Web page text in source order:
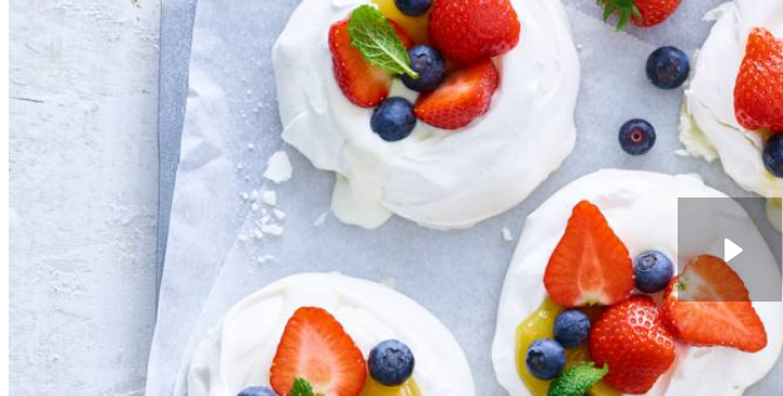
½
mespunt
verse aardbeien
Griekse yoghurt
160 g
verse blauwe bessen
Was de aardbeien en verwijder de kroontjes. Snijd de grote in stukken. Verdeel de Griekse yoghurt over de
en serveer direct.
Je kunt de pavlova’s 2 dagen van tevoren bereiden t/m het afbakken in de oven. Bewaar in
verder met de overige stappen.
Lekker met een paar blaadjes munt.
Wat vond je van dit